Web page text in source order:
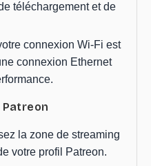
téléchargement et de
connexion Wi-Fi est
connexion Ethernet
la zone de streaming
votre profil Patreon.